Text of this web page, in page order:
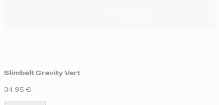
Slimbelt Gravity Vert
34.95 €